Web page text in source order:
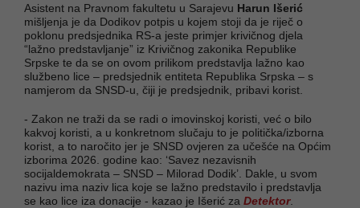
Asistent na Pravnom fakultetu u Sarajevu Harun Išerić
mišljenja je da Dodikov potpis u kojem stoji da je riječ o
poklonu predsjednika RS-a jeste primjer krivičnog djela
“lažno predstavljanje” iz Krivičnog zakonika Republike
Srpske te da se on ovom prilikom predstavlja lažno kao
službeno lice – predsjednik entiteta Republika Srpska – s
namjerom da SNSD-u, čiji je predsjednik, pribavi korist.
- Zakon ne traži da se radi o imovinskoj koristi, već o bilo
kakvoj koristi, a u konkretnom slučaju to je politička/izborna
korist, a to naročito jer je SNSD ovjeren za učešće na Općim
izborima 2026. godine kao: ‘Savez nezavisnih
socijaldemokrata – SNSD – Milorad Dodik’. Dakle, u svom
nazivu ima naziv lica koje se lažno predstavilo i predstavlja
se kao lice iza donacije - kazao je Išerić za Detektor.